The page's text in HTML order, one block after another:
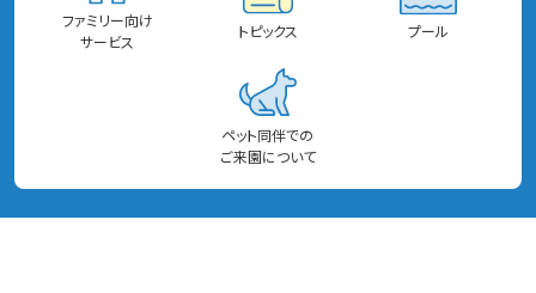
ファミリー向け
サービス
トピックス プール
ペット同伴での
ご来園について